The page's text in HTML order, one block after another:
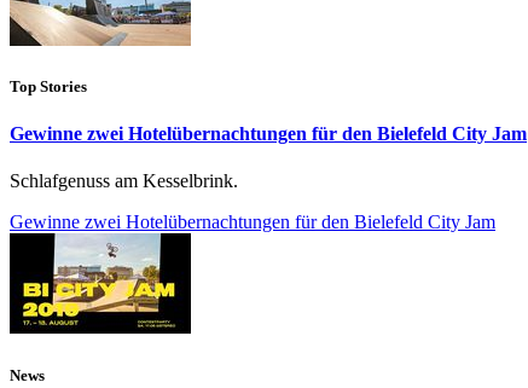
Top Stories
Gewinne zwei Hotelübernachtungen für den Bielefeld City Jam
Schlafgenuss am Kesselbrink.
Gewinne zwei Hotelübernachtungen für den Bielefeld City Jam
News